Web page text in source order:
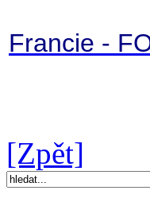
Francie -
[Zpět]